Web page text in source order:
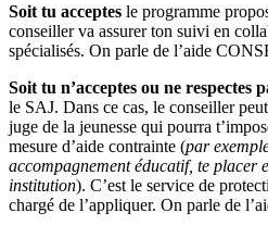
Soit tu acceptes le programme
conseiller va assurer ton suivi en
spécialisés. On parle de l’aide
Soit tu n’acceptes ou ne respectes
le SAJ. Dans ce cas, le conseiller
juge de la jeunesse qui pourra
mesure d’aide contrainte (par
accompagnement éducatif, te placer
institution). C’est le service de
chargé de l’appliquer. On parle de